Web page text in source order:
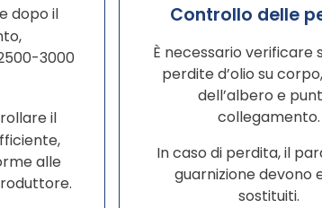
dopo il
3000
il
alle
Controllo delle
È necessario verificare
perdite d’olio su
dell’albero e
collegamento.
In caso di perdita, il
guarnizione devono
sostituiti.